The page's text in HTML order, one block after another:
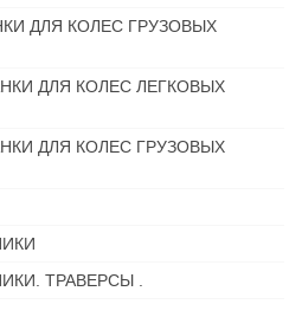
ДЛЯ КОЛЕС ГРУЗОВЫХ
ДЛЯ КОЛЕС ЛЕГКОВЫХ
ДЛЯ КОЛЕС ГРУЗОВЫХ
ТРАВЕРСЫ .